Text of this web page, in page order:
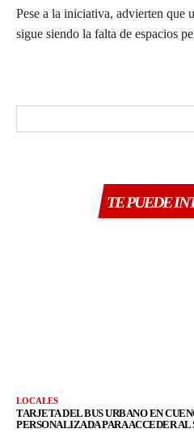
Pese a la iniciativa, advierten que
sigue siendo la falta de espacios
TE PUEDE
LOCALES
TARJETA DEL BUS URBANO EN
PERSONALIZADA PARA ACCEDER AL